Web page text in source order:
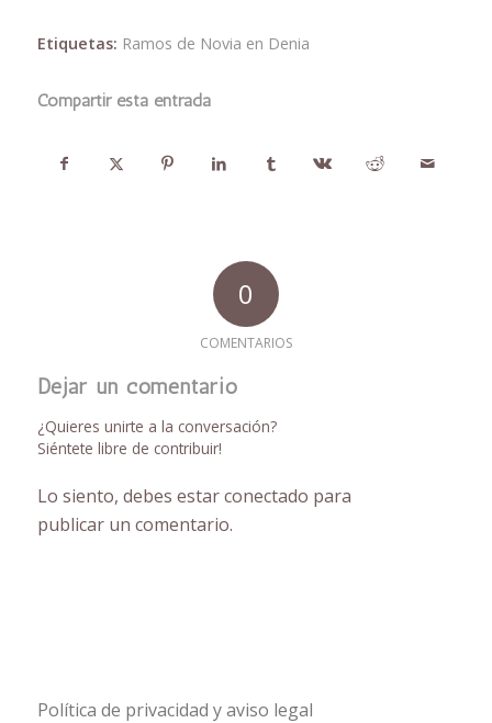
Etiquetas: Ramos de Novia en Denia
Compartir esta entrada
0
COMENTARIOS
Dejar un comentario
¿Quieres unirte a la conversación?
Siéntete libre de contribuir!
Lo siento, debes estarconectado para
publicar un comentario.
Política de privacidad y aviso legal